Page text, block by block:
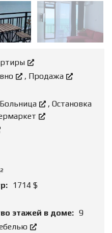
, Продажа
Больница , Остановка
1714 $
этажей в доме: 9